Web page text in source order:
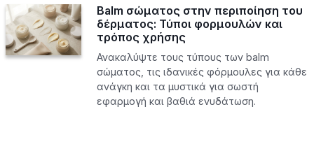
Balm σώματος στην περιποίηση του
δέρματος: Τύποι φορμουλών και
τρόπος χρήσης
Ανακαλύψτε τους τύπους των balm
σώματος, τις ιδανικές φόρμουλες για κάθε
ανάγκη και τα μυστικά για σωστή
εφαρμογή και βαθιά ενυδάτωση.